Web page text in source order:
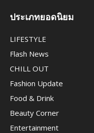
ประเภทยอดนิยม
LIFESTYLE
Flash News
CHILL OUT
Fashion Update
Food & Drink
Beauty Corner
Entertainment